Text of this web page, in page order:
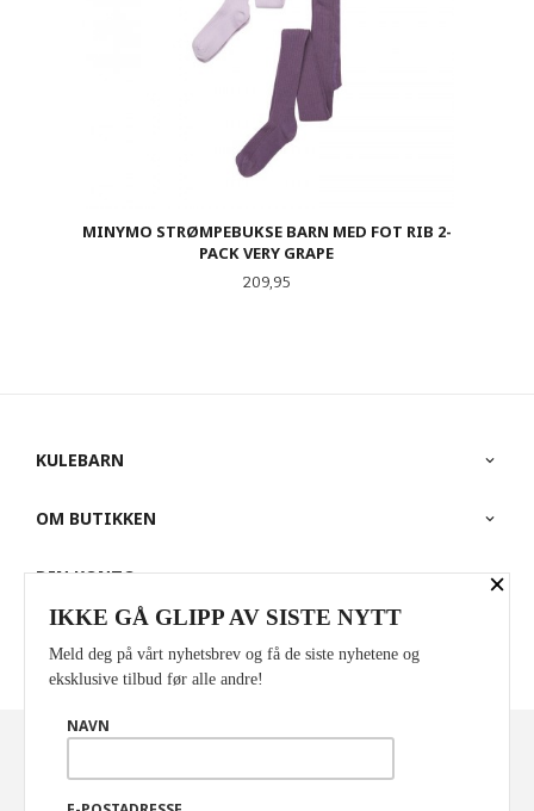
MINYMO STRØMPEBUKSE BARN MED FOT RIB 2-
PACK VERY GRAPE
Pris
209,95
KULEBARN
OM BUTIKKEN
DIN KONTO
FRAKT KJØPSBETINGELSER
×
IKKE GÅ GLIPP AV SISTE NYTT
Meld deg på vårt nyhetsbrev og få de siste nyhetene og
eksklusive tilbud før alle andre!
NAVN